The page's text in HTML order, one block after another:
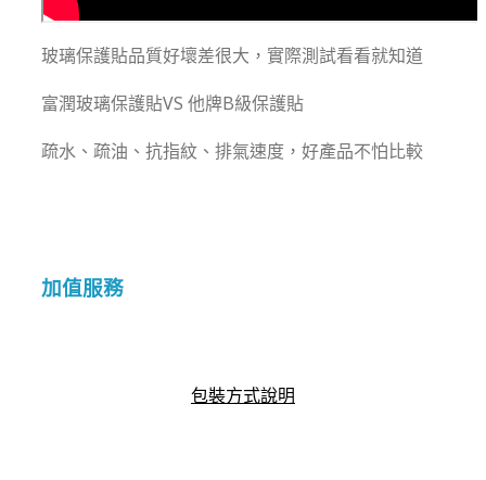
玻璃保護貼品質好壞差很大，實際測試看看就知道
富潤玻璃保護貼VS 他牌B級保護貼
疏水、疏油、抗指紋、排氣速度，好產品不怕比較
加值服務
包裝方式說明